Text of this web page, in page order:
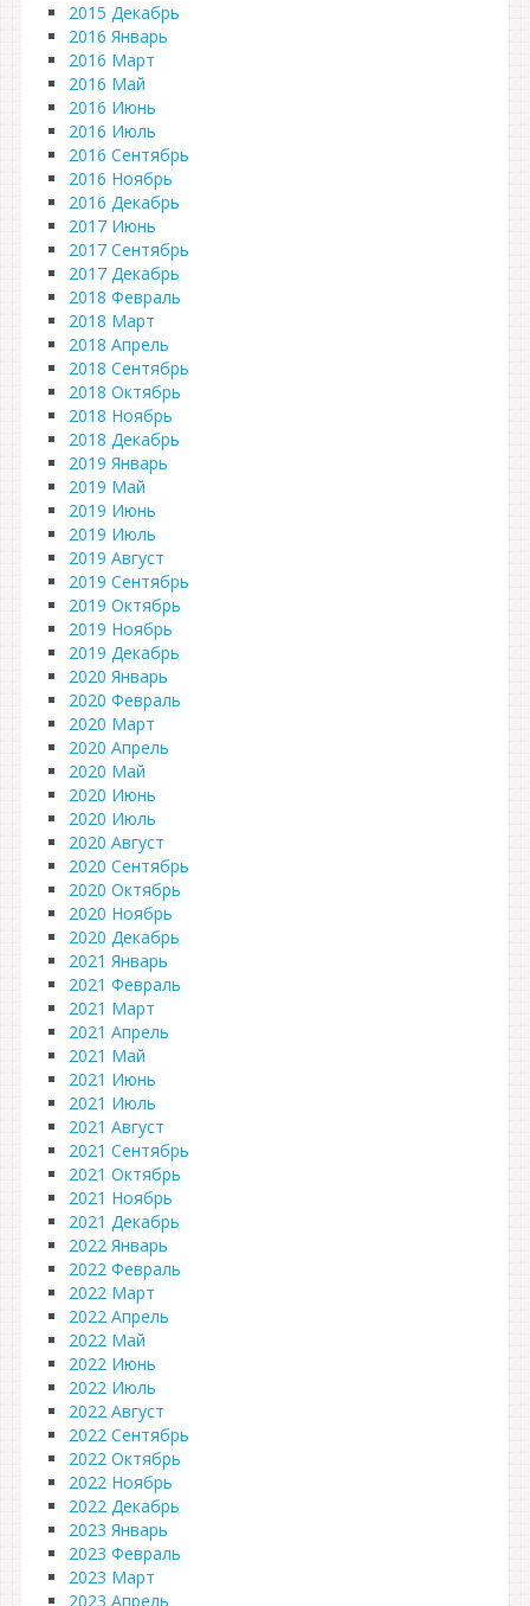
2015 Декабрь
2016 Январь
2016 Март
2016 Май
2016 Июнь
2016 Июль
2016 Сентябрь
2016 Ноябрь
2016 Декабрь
2017 Июнь
2017 Сентябрь
2017 Декабрь
2018 Февраль
2018 Март
2018 Апрель
2018 Сентябрь
2018 Октябрь
2018 Ноябрь
2018 Декабрь
2019 Январь
2019 Май
2019 Июнь
2019 Июль
2019 Август
2019 Сентябрь
2019 Октябрь
2019 Ноябрь
2019 Декабрь
2020 Январь
2020 Февраль
2020 Март
2020 Апрель
2020 Май
2020 Июнь
2020 Июль
2020 Август
2020 Сентябрь
2020 Октябрь
2020 Ноябрь
2020 Декабрь
2021 Январь
2021 Февраль
2021 Март
2021 Апрель
2021 Май
2021 Июнь
2021 Июль
2021 Август
2021 Сентябрь
2021 Октябрь
2021 Ноябрь
2021 Декабрь
2022 Январь
2022 Февраль
2022 Март
2022 Апрель
2022 Май
2022 Июнь
2022 Июль
2022 Август
2022 Сентябрь
2022 Октябрь
2022 Ноябрь
2022 Декабрь
2023 Январь
2023 Февраль
2023 Март
2023 Апрель